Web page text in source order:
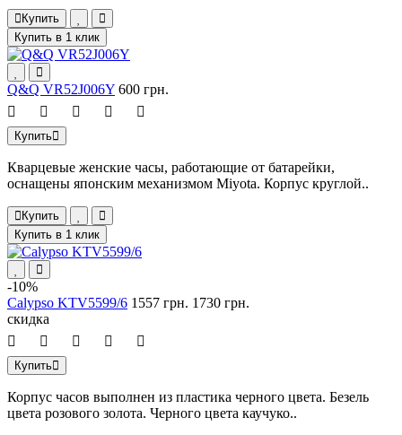
Купить
Купить в 1 клик
Q&Q VR52J006Y 600 грн.
Купить
Кварцевые женские часы, работающие от батарейки,
оснащены японским механизмом Miyota. Корпус круглой..
Купить
Купить в 1 клик
-10%
Calypso KTV5599/6 1557 грн. 1730 грн.
скидка
Купить
Корпус часов выполнен из пластика черного цвета. Безель
цвета розового золота. Черного цвета каучуко..